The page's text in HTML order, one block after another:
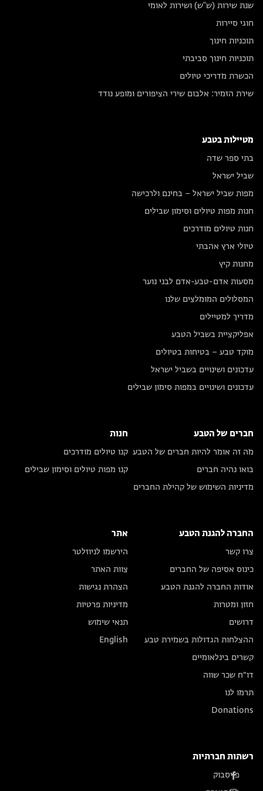
שנת שירות (ש"ש) ושירות לאומי
חוגי סיירות
תוכניות חינוך
תוכניות חינוך סביבתי
הכשרת מדריכי טיולים
שירת הזמיר: אלבום שירי הציפורים ומופע נודד
מטיילות בטבע
בתי ספר שדה
שביל ישראל
מפות שביל ישראל – בחינם ולרכישה
חנות מפות טיולים וסימון שבילים
חנות טיולים מודרכים
טיולי ארץ אהבתי
מחנות קיץ
מסעות אדם-טבע-אדם לבני נוער
המסלולים המומלצים שלנו
מדריך למטיילים
אפליקציית בשביל הטבע
מוקד טבע – בטיחות בטיולים
עדכונים ושינויים בשביל ישראל
עדכונים ושינויים במפות סימון שבילים
חברים של הטבע
מה זה אומר להיות חברים של הטבע
בואו נהיה חברים
מדיניות השימוש של קהילת החברים
חנות
קנו טיולים מודרכים
קנו מפות טיולים וסימון שבילים
החברה להגנת הטבע
צרו קשר
כינוס אסיפה של החברים
אודות החברה להגנת הטבע
חזון ומטרות
דרושים
ההצלחות הגדולות בשמירת טבע
קשרים בינלאומיים
דו״ח שכר שווה
תרמו לנו
Donations
אתר
הירשמו לניוזלטר
צוות האתר
הצהרת נגישות
מדיניות פרטיות
תנאי שימוש
English
רשתות חברתיות
פייסבוק